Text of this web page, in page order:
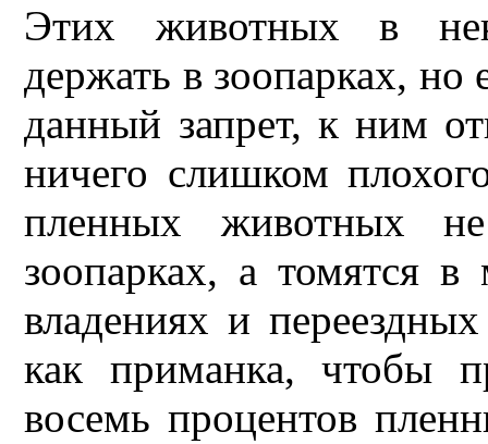
Этих животных в
держать в зоопарках, но
данный запрет, к ним
ничего слишком
пленных животных
зоопарках, а томятся в
владениях и
как приманка, чтобы
восемь процентов